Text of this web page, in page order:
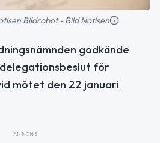
Bildrobot - Bild Notisen
godkände
för
mötet den 22 januari
ANNONS